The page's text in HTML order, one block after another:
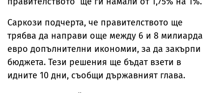
Саркози подчерта, че правителството ще
трябва да направи още между 6 и 8 милиарда
евро допълнителни икономии, за да закърпи
бюджета. Тези решения ще бъдат взети в
идните 10 дни, съобщи държавният глава.